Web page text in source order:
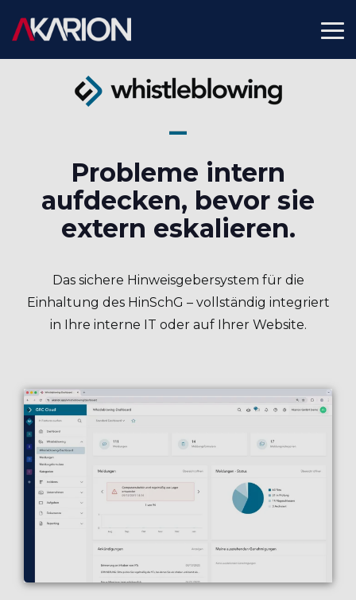
the
main
Probleme intern
aufdecken, bevor sie
extern eskalieren.
Das sichere Hinweisgebersystem für die
Einhaltung des HinSchG – vollständig integriert
in Ihre interne IT oder auf Ihrer Website.